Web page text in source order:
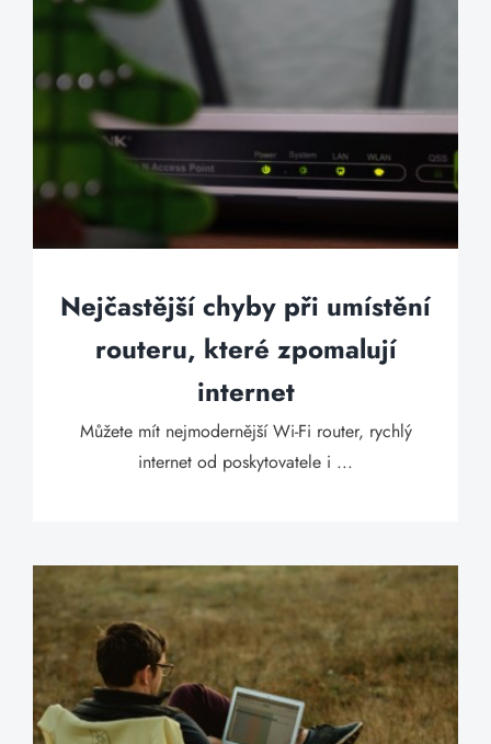
Nejčastější chyby při umístění
routeru, které zpomalují
internet
Můžete mít nejmodernější Wi-Fi router, rychlý
internet od poskytovatele i ...